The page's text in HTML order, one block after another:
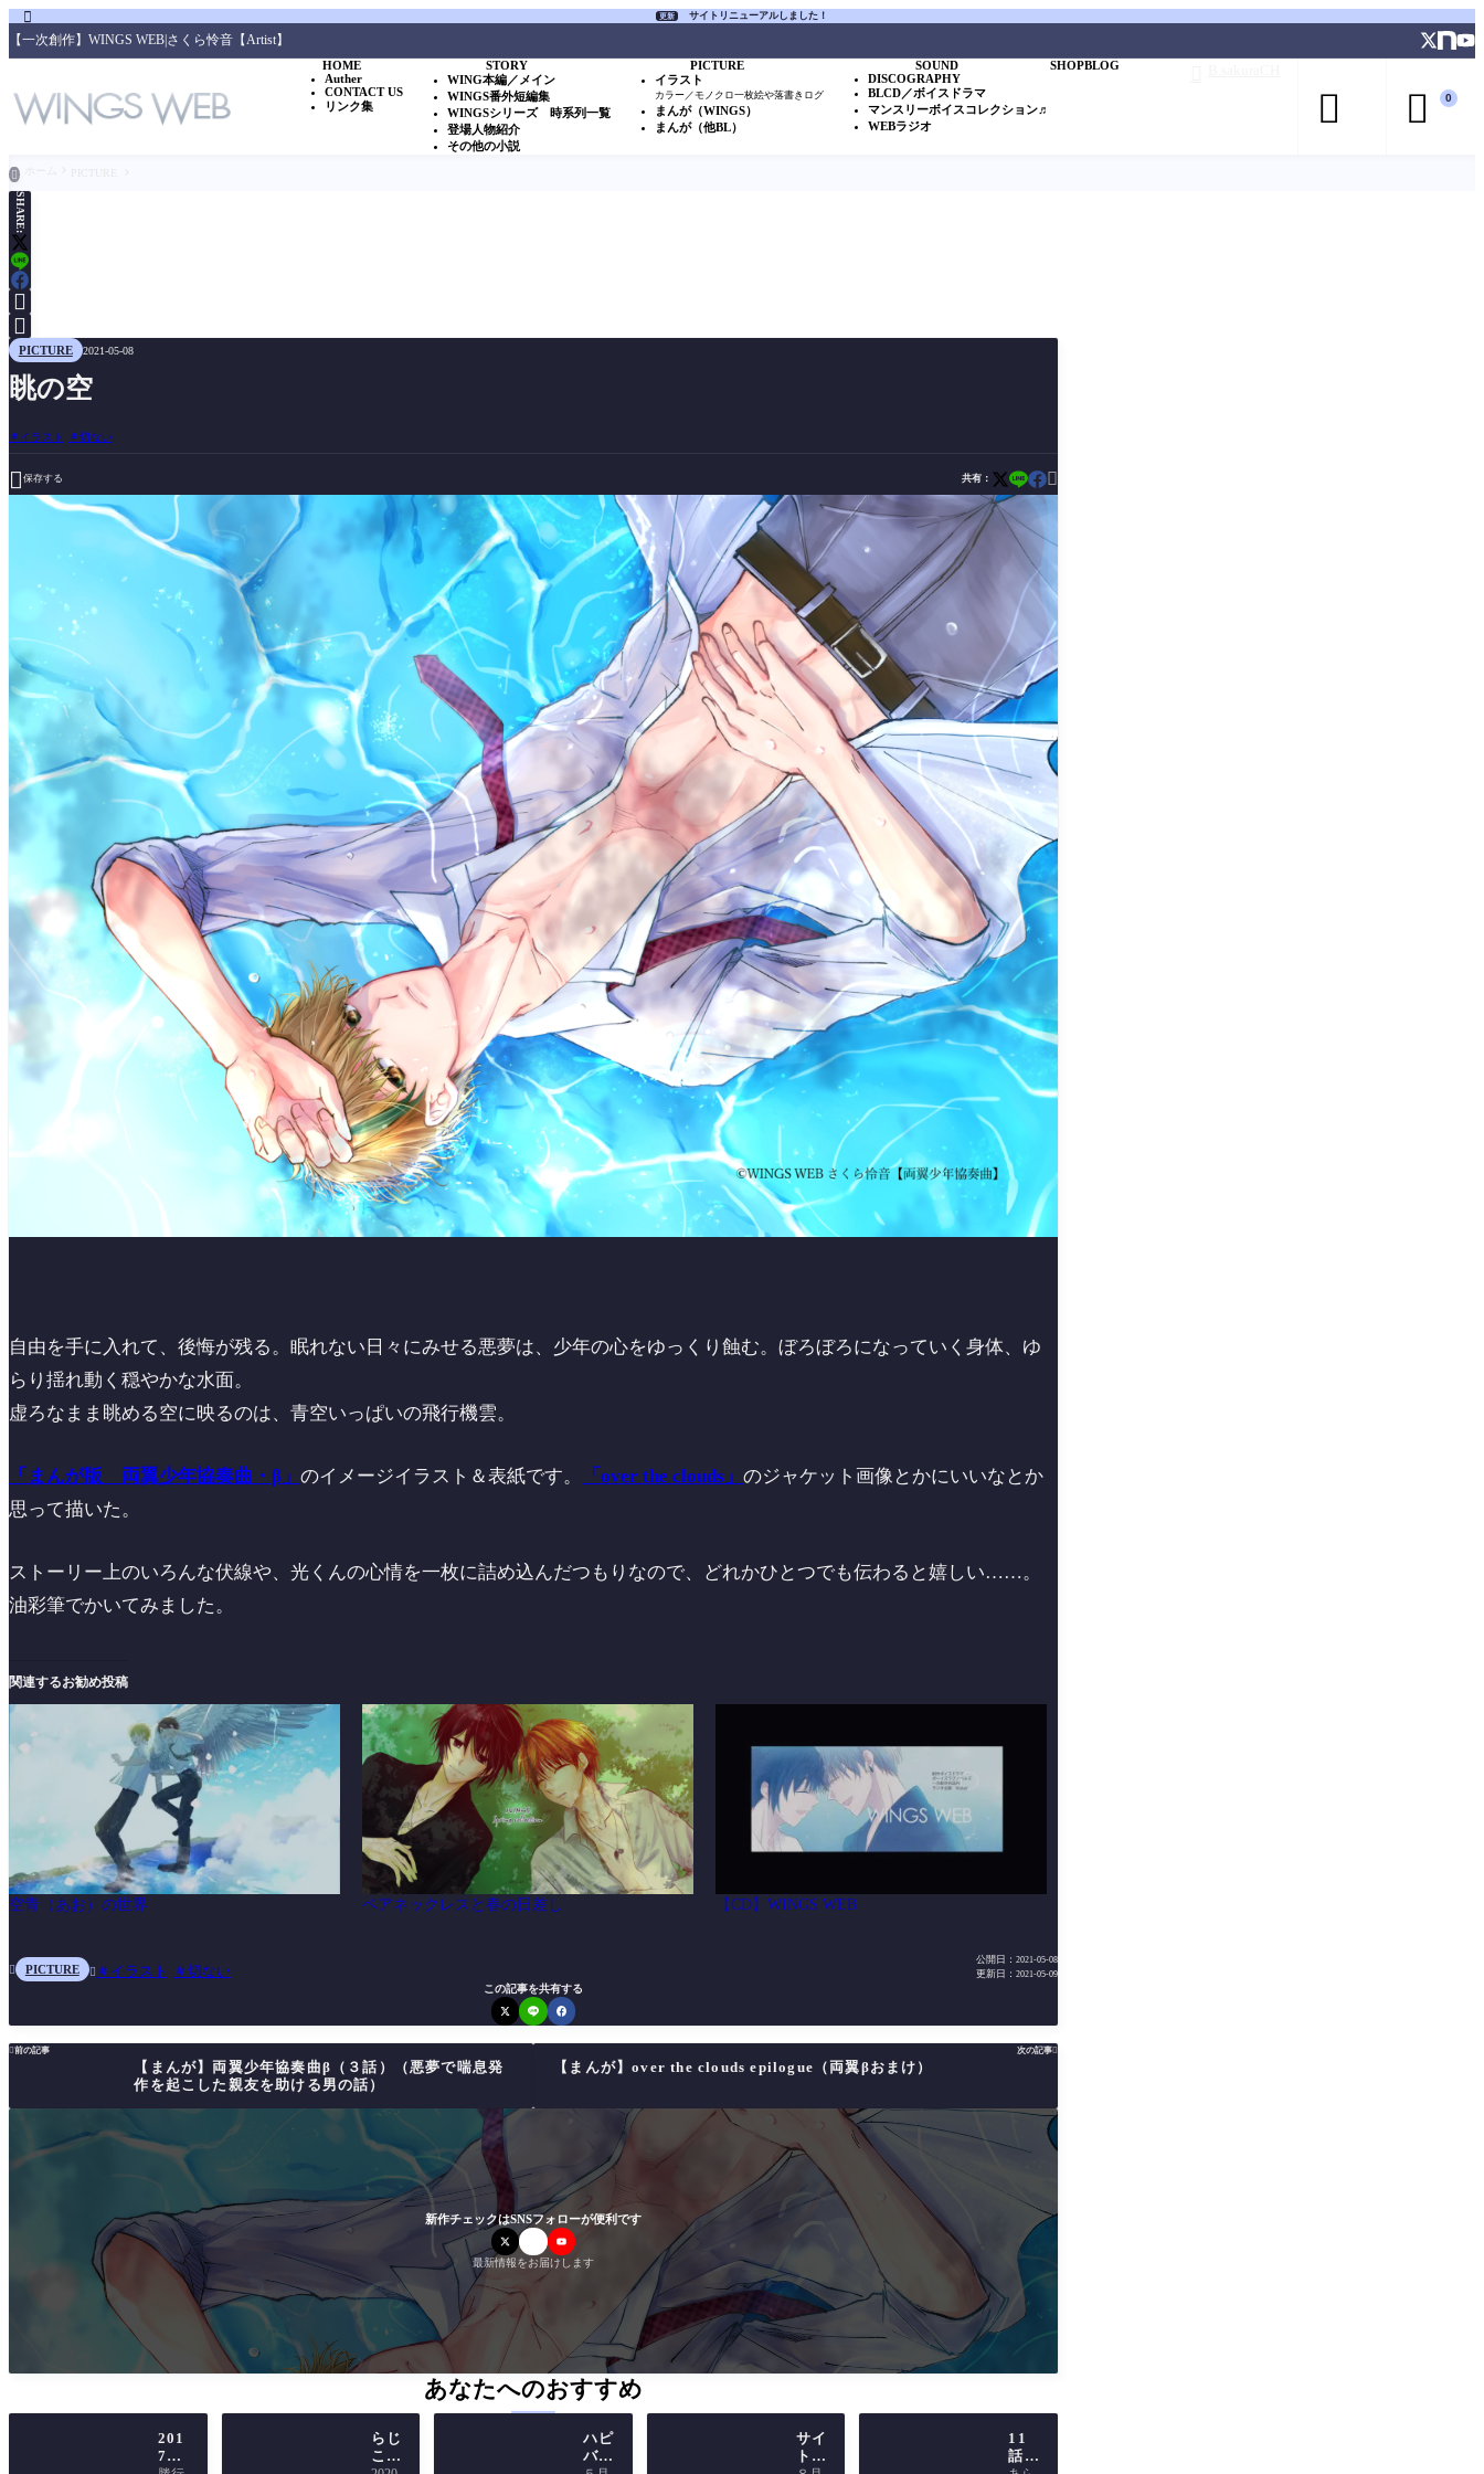
 更新 サイトリニューアルしました！
【一次創作】WINGS WEB|さくら怜音【Artist】
HOME
Auther
CONTACT US
リンク集
STORY
WING本編／メイン
WINGS番外短編集
WINGSシリーズ 時系列一覧
登場人物紹介
その他の小説
PICTURE
イラスト
カラー／モノクロ一枚絵や落書きログ
まんが（WINGS）
まんが（他BL）
SOUND
DISCOGRAPHY
BLCD／ボイスドラマ
マンスリーボイスコレクション♬
WEBラジオ
SHOPBLOG
  0
 PICTURE
SHARE:


PICTURE 2021-05-08
眺の空
イラスト 切ない
 保存する 共有： 
自由を手に入れて、後悔が残る。眠れない日々にみせる悪夢は、少年の心をゆっくり蝕む。ぼろぼろになっていく身体、ゆ
らり揺れ動く穏やかな水面。
虚ろなまま眺める空に映るのは、青空いっぱいの飛行機雲。
「まんが版 両翼少年協奏曲・β」 のイメージイラスト＆表紙です。 「over the clouds」 のジャケット画像とかにいいなとか
思って描いた。
ストーリー上のいろんな伏線や、光くんの心情を一枚に詰め込んだつもりなので、どれかひとつでも伝わると嬉しい……。
油彩筆でかいてみました。
関連するお勧め投稿
空青（あお）の世界 ペアネックレスと春の日差し 【CD】WINGS WEB
 PICTURE  イラスト 切ない
公開日： 2021-05-08
更新日： 2021-05-09
この記事を共有する
前の記事
【まんが】両翼少年協奏曲β（３話）（悪夢で喘息発
作を起こした親友を助ける男の話）
次の記事
【まんが】over the clouds epilogue（両翼βおまけ）
新作チェックはSNSフォローが便利です
最新情報をお届けします
あなたへのおすすめ
201
7年
らじ
こむ
ハピ
バ！
サイ
ト半
11
話